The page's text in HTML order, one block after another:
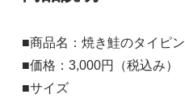
■商品名：焼き鮭のタイピン
■価格：3,000円（税込み）
■サイズ